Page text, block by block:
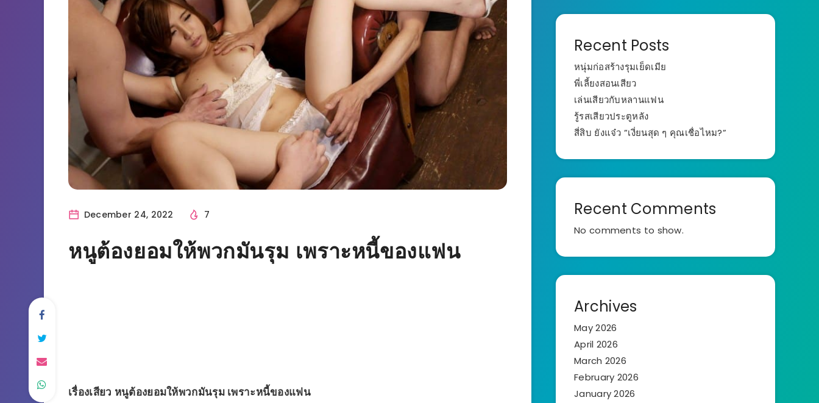
December 24, 2022 7
หนูต้องยอมให้พวกมันรุม เพราะหนี้ของแฟน
เรื่องเสียว หนูต้องยอมให้พวกมันรุม เพราะหนี้ของแฟน
Recent Posts
หนุ่มก่อสร้างรุมเย็ดเมีย
พี่เลี้ยงสอนเสียว
เล่นเสียวกับหลานแฟน
รู้รสเสียวประตูหลัง
สี่สิบ ยังแจ๋ว ”เงี่ยนสุด ๆ คุณเชื่อไหม?”
Recent Comments
No comments to show.
Archives
May 2026
April 2026
March 2026
February 2026
January 2026